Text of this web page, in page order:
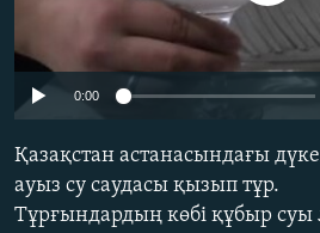
ЖАЗЫЛЫҢЫЗ
0:00
Қазақстан астанасындағы
ауыз су саудасы қызып тұр.
Тұрғындардың көбі құбыр суы